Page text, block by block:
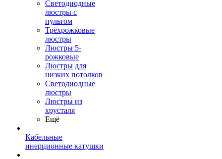
Светодиодные
люстры с
пультом
Трёхрожковые
люстры
Люстры 5-
рожковые
Люстры для
низких потолков
Cветодиодные
люстры
Люстры из
хрусталя
Ещё
Кабельные
инерционные катушки